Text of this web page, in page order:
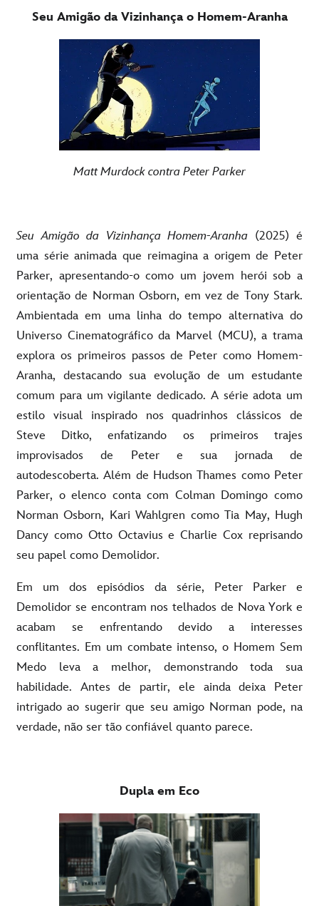
Seu Amigão da Vizinhança o Homem-Aranha
Matt Murdock contra Peter Parker
Seu Amigão da Vizinhança Homem-Aranha (2025) é
uma série animada que reimagina a origem de Peter
Parker, apresentando-o como um jovem herói sob a
orientação de Norman Osborn, em vez de Tony Stark.
Ambientada em uma linha do tempo alternativa do
Universo Cinematográfico da Marvel (MCU), a trama
explora os primeiros passos de Peter como Homem-
Aranha, destacando sua evolução de um estudante
comum para um vigilante dedicado. A série adota um
estilo visual inspirado nos quadrinhos clássicos de
Steve Ditko, enfatizando os primeiros trajes
improvisados de Peter e sua jornada de
autodescoberta. Além de Hudson Thames como Peter
Parker, o elenco conta com Colman Domingo como
Norman Osborn, Kari Wahlgren como Tia May, Hugh
Dancy como Otto Octavius e Charlie Cox reprisando
seu papel como Demolidor.
Em um dos episódios da série, Peter Parker e
Demolidor se encontram nos telhados de Nova York e
acabam se enfrentando devido a interesses
conflitantes. Em um combate intenso, o Homem Sem
Medo leva a melhor, demonstrando toda sua
habilidade. Antes de partir, ele ainda deixa Peter
intrigado ao sugerir que seu amigo Norman pode, na
verdade, não ser tão confiável quanto parece.
Dupla em Eco